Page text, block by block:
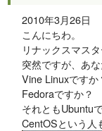
2010年3月26日
こんにちわ。
リナックスマス
突然ですが、あ
Vine Linuxですか
Fedoraですか？
それともUbuntu
CentOSという人